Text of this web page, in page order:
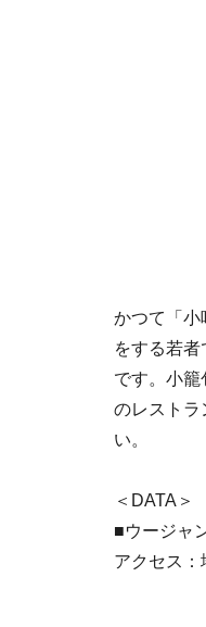
かつて「小
をする若
です。小
のレストラ
い。
＜DATA＞
■ウージャ
アクセス：